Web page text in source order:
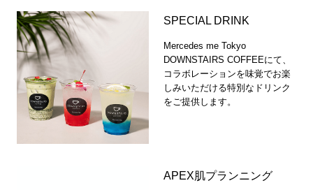
SPECIAL DRINK
Mercedes me Tokyo
DOWNSTAIRS COFFEEにて、
コラボレーションを味覚でお楽
しみいただける特別なドリンク
をご提供します。
APEX肌プランニング